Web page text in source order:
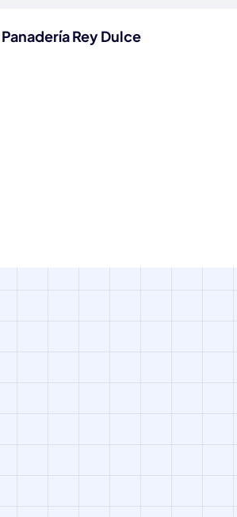
Rey Dulce